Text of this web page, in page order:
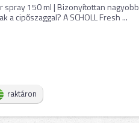
spray 150 ml | Bizonyítottan nagyobb
cipőszaggal? A SCHOLL Fresh ...
raktáron